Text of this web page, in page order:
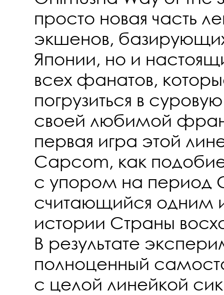
просто новая часть
экшенов,
Японии, но и
всех фанатов,
погрузиться в
своей любимой
первая игра этой
Capcom, как
с упором на период
считающийся одним
истории Страны
В результате
полноценный
с целой линейкой